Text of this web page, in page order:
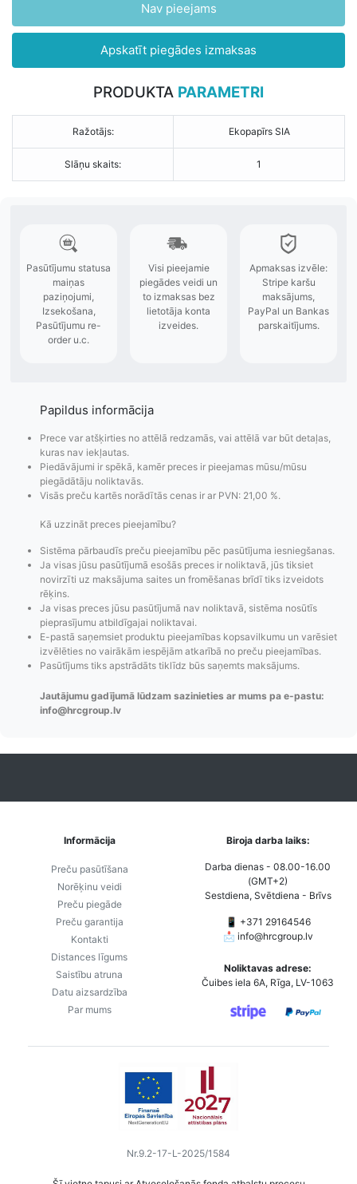
Nav pieejams
Apskatīt piegādes izmaksas
PRODUKTA PARAMETRI
Ražotājs: Ekopapīrs SIA
Slāņu skaits: 1
Pasūtījumu statusa
maiņas
paziņojumi,
Izsekošana,
Pasūtījumu re-
order u.c.
Visi pieejamie
to izmaksas bez
lietotāja konta
izveides.
Papildus informācija
Prece var atšķirties no attēlā redzamās, vai attēlā var būt detaļas,
kuras nav iekļautas.
Piedāvājumi ir spēkā, kamēr preces ir pieejamas mūsu/mūsu
piegādātāju noliktavās.
Visās preču kartēs norādītās cenas ir ar PVN: 21,00 %.
Kā uzzināt preces pieejamību?
Sistēma pārbaudīs preču pieejamību pēc pasūtījuma iesniegšanas.
Ja visas jūsu pasūtījumā esošās preces ir noliktavā, jūs tiksiet
novirzīti uz maksājuma saites un fromēšanas brīdī tiks izveidots
rēķins.
Ja visas preces jūsu pasūtījumā nav noliktavā, sistēma nosūtīs
pieprasījumu atbildīgajai noliktavai.
E-pastā saņemsiet produktu pieejamības kopsavilkumu un varēsiet
izvēlēties no vairākām iespējām atkarībā no preču pieejamības.
Pasūtījums tiks apstrādāts tiklīdz būs saņemts maksājums.
Jautājumu gadījumā lūdzam sazinieties ar mums pa e-pastu:
info@hrcgroup.lv
Informācija
Preču pasūtīšana
Norēķinu veidi
Preču piegāde
Preču garantija
Kontakti
Distances līgums
Saistību atruna
Datu aizsardzība
Par mums
Biroja darba laiks:
Darba dienas - 08.00-16.00
(GMT+2)
Sestdiena, Svētdiena - Brīvs
📱 +371 29164546
📩 info@hrcgroup.lv
Noliktavas adrese:
Čuibes iela 6A, Rīga, LV-1063
Nr.9.2-17-L-2025/1584